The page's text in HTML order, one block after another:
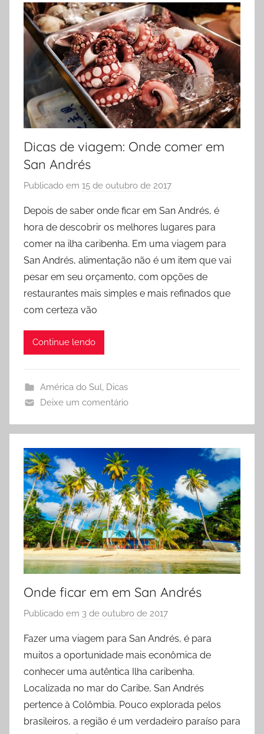
Dicas de viagem: Onde comer em
San Andrés
Publicado em 15 de outubro de 2017
r
L
a
r
y
s
Depois de saber onde ficar em San Andrés, é
hora de descobrir os melhores lugares para
comer na ilha caribenha. Em uma viagem para
San Andrés, alimentação não é um item que vai
pesar em seu orçamento, com opções de
restaurantes mais simples e mais refinados que
com certeza vão
Continue lendo
América do Sul, Dicas
Deixe um comentário
Onde ficar em em San Andrés
Publicado em 3 de outubro de 2017
r
P
r
i
s
c
Fazer uma viagem para San Andrés, é para
muitos a oportunidade mais econômica de
conhecer uma autêntica Ilha caribenha.
Localizada no mar do Caribe, San Andrés
pertence à Colômbia. Pouco explorada pelos
brasileiros, a região é um verdadeiro paraíso para